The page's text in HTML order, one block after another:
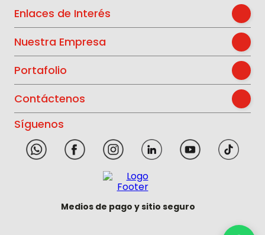
Enlaces de Interés
Nuestra Empresa
Portafolio
Contáctenos
Síguenos
Medios de pago y sitio seguro